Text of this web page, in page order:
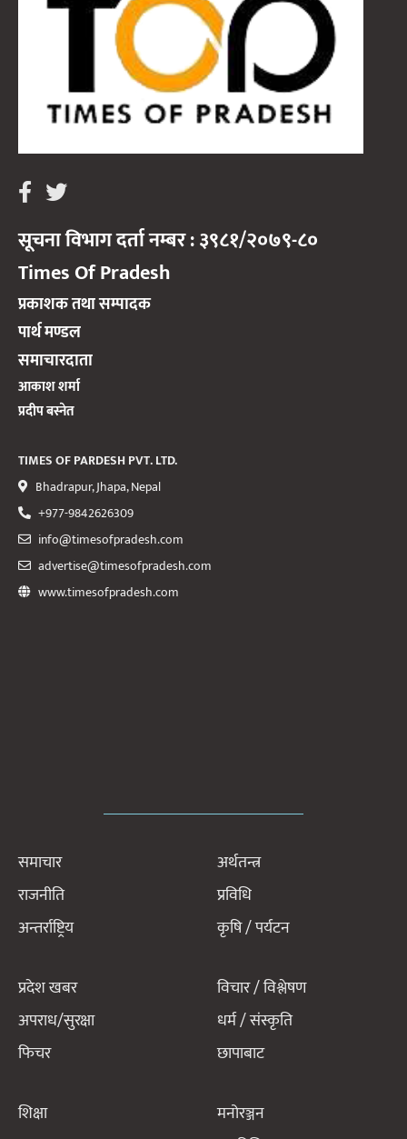
सूचना विभाग दर्ता नम्बर : ३९८१/२०७९-८०
Times Of Pradesh
प्रकाशक तथा सम्पादक
पार्थ मण्डल
समाचारदाता
आकाश शर्मा
प्रदीप बस्नेत
TIMES OF PARDESH PVT. LTD.
Bhadrapur, Jhapa, Nepal
+977-9842626309
info@timesofpradesh.com
advertise@timesofpradesh.com
www.timesofpradesh.com
समाचार
राजनीति
अन्तर्राष्ट्रिय
अर्थतन्त्र
प्रविधि
कृषि / पर्यटन
प्रदेश खबर
अपराध/सुरक्षा
फिचर
विचार / विश्लेषण
धर्म / संस्कृति
छापाबाट
शिक्षा
मनोरञ्जन